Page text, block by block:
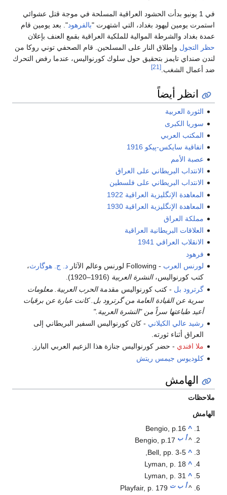
في 1 يونيو بدأت الحشود العراقية المسلحة في موجة قتل عشوائي
استمرت يومين ليهود بغداد، التي اشتهرت "بالفرهود". بعد يومين قام
عمدة بغداد والشرطة الموالية للملكية العراقية بقمع العنف بإعلان
حظر التجول وإطلاق النار على المسلحين. قام الصحفي توني روكا من
لندن صنداي تايمز بتحقيق حول سلوك كورنواليس، عندما رفض التحرك
ضد أعمال الشغب. [21]
انظر أيضاً
الثورة العربية
سوريا الكبرى
المكتب العربي
اتفاقية سايكس-پيكو 1916
عصبة الأمم
الانتداب البريطاني على العراق
الانتداب البريطاني على فلسطين
المعاهدة الإنگليزية العراقية 1922
المعاهدة الإنگليزية العراقية 1930
مملكة العراق
العلاقات البريطانية العراقية
الانقلاب العراقي 1941
فرهود
لورنس العرب - Following لورنس وعالم الآثار د. ج. هوگارث،
كتب كورنواليس،النشرة العربية (1916–1920).
گرترود بل - كتب كورنواليس مقدمةالحرب العربية. معلومات
سرية عن القيادة العامة من گرترود بل. كانت عبارة عن برقيات
أعيد طباعتها سراً من "النشرة العربية."
رشيد عالي الكيلاني - كان كورنواليس السفير البريطاني إلى
العراق أثناء ثورته.
ملا افندي - حضر كورنواليس جنازة هذا الزعيم العربي البارز.
كلوديوس جيمس ريتش
الهامش
ملاحظات
الهامش
^
Bengio, p.16
^ أ ب Bengio, p.17
^
Bell, pp. 3-5,
^
Lyman, p. 18
^
Lyman, p. 31
^ أ ب ت Playfair, p. 179